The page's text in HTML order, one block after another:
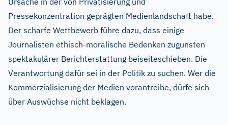
Pressekonzentration geprägten Medienlandschaft habe.
Der scharfe Wettbewerb führe dazu, dass einige
Journalisten ethisch-moralische Bedenken zugunsten
spektakulärer Berichterstattung beiseiteschieben. Die
Verantwortung dafür sei in der Politik zu suchen. Wer die
Kommerzialisierung der Medien vorantreibe, dürfe sich
über Auswüchse nicht beklagen.